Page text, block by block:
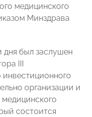
медицинского
Минздрава
дня был заслушен
III
организации и
состоится